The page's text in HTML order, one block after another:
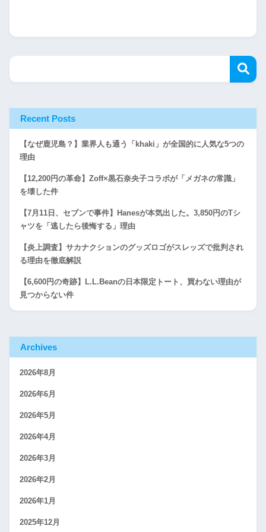
Recent Posts
【なぜ鹿児島？】業界人も通う「khaki」が全国的に人気な5つの
理由
【12,200円の革命】Zoff×黒石奈央子コラボが「メガネの常識」
を壊した件
【7月11日、セブンで事件】Hanesが本気出した。3,850円のTシ
ャツを「逃したら後悔する」理由
【炎上調査】サカナクションのグッズロゴがスレッズで批判され
る理由を徹底解説
【6,600円の奇跡】L.L.Beanの日本限定トート、買わない理由が
見つからない件
Archives
2026年8月
2026年6月
2026年5月
2026年4月
2026年3月
2026年2月
2026年1月
2025年12月